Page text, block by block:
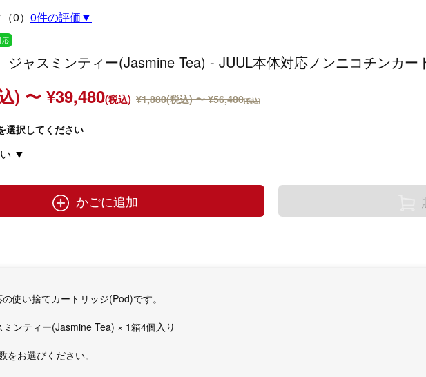
（0） 0件の評価▼
応
ジャスミンティー(Jasmine Tea) - JUUL本体対応ノンニコチンカー
) 〜 ¥39,480(税込) ¥1,880(税込) 〜 ¥56,400(税込)
選択してください
かごに追加
使い捨てカートリッジ(Pod)です。
ンティー(Jasmine Tea) × 1箱4個入り
をお選びください。